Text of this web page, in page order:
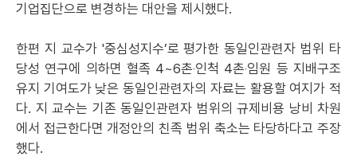
기업집단으로 변경하는 대안을 제시했다.
한편 지 교수가 '중심성지수’로 평가한 동일인관련자 범위 타
당성 연구에 의하면 혈족 4~6촌‧인척 4촌‧임원 등 지배구조
유지 기여도가 낮은 동일인관련자의 자료는 활용할 여지가 적
다. 지 교수는 기존 동일인관련자 범위의 규제비용 낭비 차원
에서 접근한다면 개정안의 친족 범위 축소는 타당하다고 주장
했다.